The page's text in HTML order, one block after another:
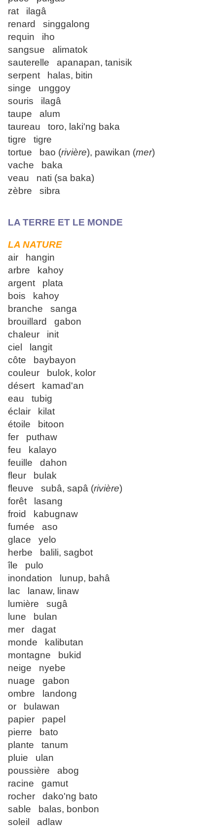
rat ilagâ
renard singgalong
requin iho
sangsue alimatok
sauterelle apanapan, tanisik
serpent halas, bitin
singe unggoy
souris ilagâ
taupe alum
taureau toro, laki'ng baka
tigre tigre
tortue bao (rivière), pawikan (mer)
vache baka
veau nati (sa baka)
zèbre sibra
LA TERRE ET LE MONDE
LA NATURE
air hangin
arbre kahoy
argent plata
bois kahoy
branche sanga
brouillard gabon
chaleur init
ciel langit
côte baybayon
couleur bulok, kolor
désert kamad'an
eau tubig
éclair kilat
étoile bitoon
fer puthaw
feu kalayo
feuille dahon
fleur bulak
fleuve subâ, sapâ (rivière)
forêt lasang
froid kabugnaw
fumée aso
glace yelo
herbe balili, sagbot
île pulo
inondation lunup, bahâ
lac lanaw, linaw
lumière sugâ
lune bulan
mer dagat
monde kalibutan
montagne bukid
neige nyebe
nuage gabon
ombre landong
or bulawan
papier papel
pierre bato
plante tanum
pluie ulan
poussière abog
racine gamut
rocher dako'ng bato
sable balas, bonbon
soleil adlaw